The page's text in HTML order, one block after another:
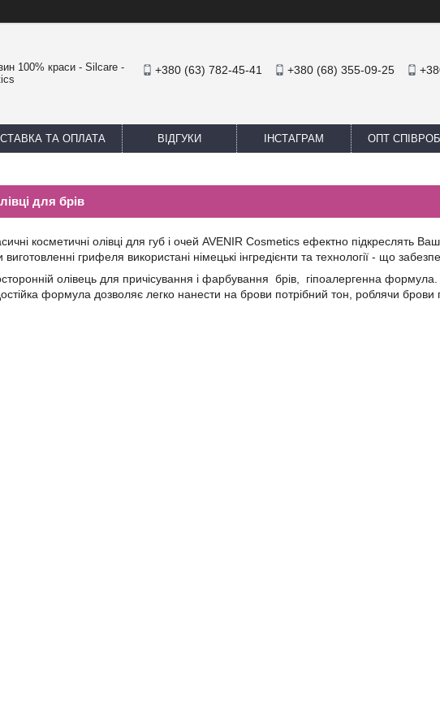
100% краси - Silcare -
+380 (63) 782-45-41 +380 (68) 355-09-25
ТА ОПЛАТА ВІДГУКИ ІНСТАГРАМ ОПТ
для брів
косметичні олівці для губ і очей AVENIR Cosmetics ефектно підкреслять
виготовленні грифеля використані німецькі інгредієнти та технології - що
олівець для причісування і фарбування брів, гіпоалергенна формула.
формула дозволяє легко нанести на брови потрібний тон, роблячи